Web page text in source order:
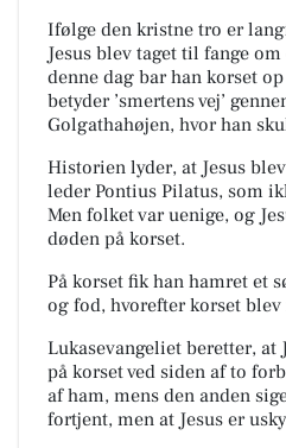
Ifølge den kristne tro er
Jesus blev taget til fange
denne dag bar han korset
betyder ’smertens vej’
Golgathahøjen, hvor han
Historien lyder, at Jesus
leder Pontius Pilatus, som
Men folket var uenige, og
døden på korset.
På korset fik han hamret et
og fod, hvorefter korset blev
Lukasevangeliet beretter,
på korset ved siden af to
af ham, mens den anden
fortjent, men at Jesus er